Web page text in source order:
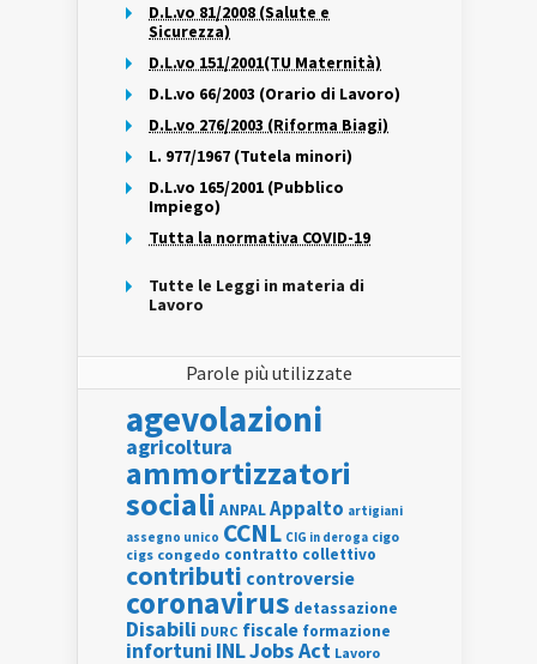
D.L.vo 81/2008 (Salute e
Sicurezza)
D.L.vo 151/2001(TU Maternità)
D.L.vo 66/2003 (Orario di Lavoro)
D.L.vo 276/2003 (Riforma Biagi)
L. 977/1967 (Tutela minori)
D.L.vo 165/2001 (Pubblico
Impiego)
Tutta la normativa COVID-19
Tutte le Leggi in materia di
Lavoro
Parole più utilizzate
agevolazioni
agricoltura
ammortizzatori
sociali ANPALAppalto artigiani
assegno unico CCNL CIG in deroga cigo
cigs congedo contratto collettivo
contributi controversie
coronavirus detassazione
Disabili DURC fiscale formazione
infortuni INLJobs Act Lavoro